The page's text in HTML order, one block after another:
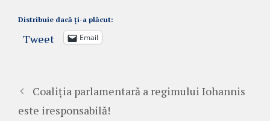
Distribuie dacă ți-a plăcut:
Tweet Email
Coaliția parlamentară a regimului Iohannis
este iresponsabilă!